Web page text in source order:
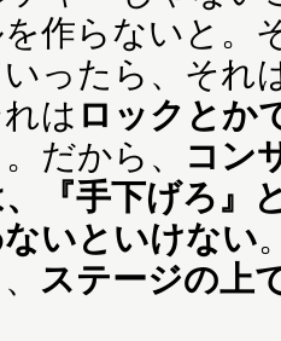
作らないと。
ったら、それ
は ロックとか
。だから、
コン
『手下げろ』
いといけない
ステージの上